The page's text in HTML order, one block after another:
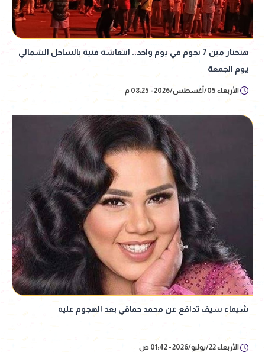
هتختار مين 7 نجوم في يوم واحد.. انتعاشة فنية بالساحل الشمالي
يوم الجمعة
الأربعاء 05/أغسطس/2026 - 08:25 م
شيماء سيف تدافع عن محمد حماقي بعد الهجوم عليه
الأربعاء 22/يوليو/2026 - 01:42 ص